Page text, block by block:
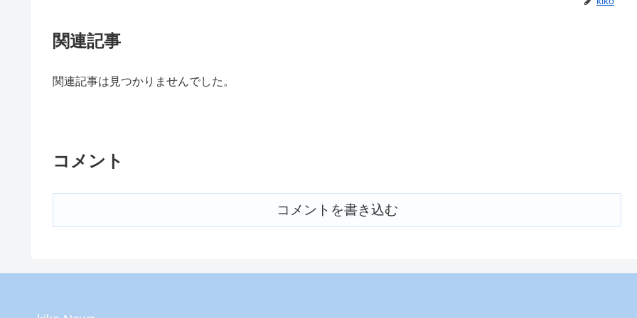
関連記事
関連記事は見つかりませんでした。
コメント
コメントを書き込む